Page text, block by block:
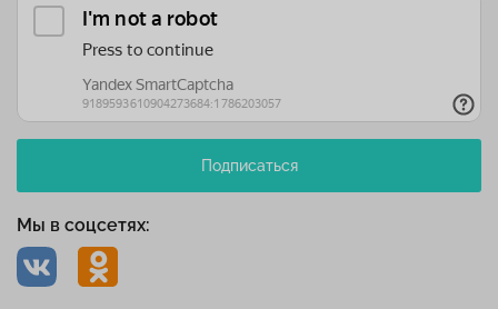
Мы в соцсетях:
Подписаться